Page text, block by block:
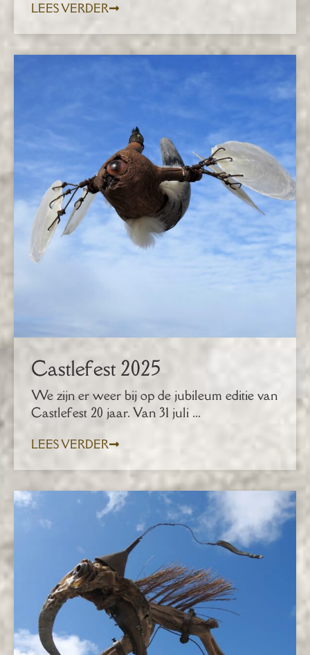
LEES VERDER
Castlefest 2025
We zijn er weer bij op de jubileum editie van
Castlefest 20 jaar. Van 31 juli ...
LEES VERDER